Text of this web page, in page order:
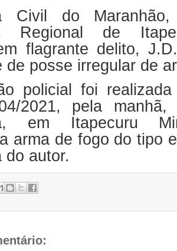
Civil do
Regional de
flagrante delito,
de posse irregular de
policial foi
2021, pela manhã,
em Itapecuru
arma de fogo do tipo
do autor.